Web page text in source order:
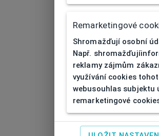
Remarketingové
Shromažďují osobní
Např.
reklamy zájmům
využívání cookies
webusouhlas subjektu
remarketingové